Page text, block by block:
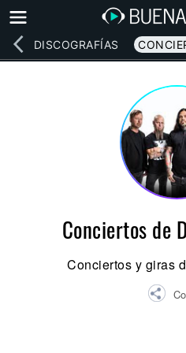
DISCOGRAFÍAS
Conciertos de
Conciertos y giras